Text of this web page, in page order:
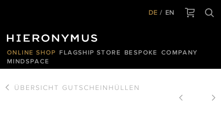
DE EN
ONLINE SHOP FLAGSHIP STORE BESPOKE
COMPANY
MINDSPACE
ÜBERSICHT GUTSCHEINHÜLLEN